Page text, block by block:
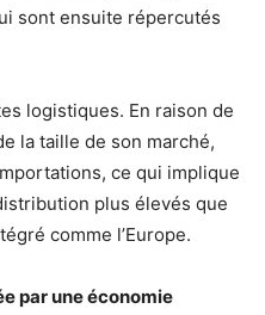
sont ensuite répercutés
logistiques. En raison de
la taille de son marché,
ce qui implique
plus élevés que
comme l’Europe.
par une économie